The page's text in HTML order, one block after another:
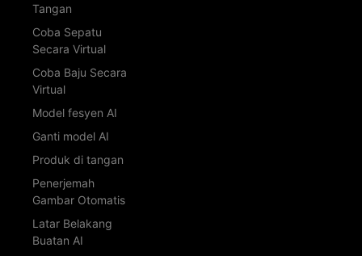
Tangan
Coba Sepatu
Secara Virtual
Coba Baju Secara
Virtual
Model fesyen AI
Ganti model AI
Produk di tangan
Penerjemah
Gambar Otomatis
Latar Belakang
Buatan AI